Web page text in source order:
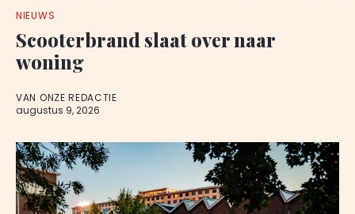
NIEUWS
Scooterbrand slaat over naar
woning
VAN ONZE REDACTIE
augustus 9, 2026